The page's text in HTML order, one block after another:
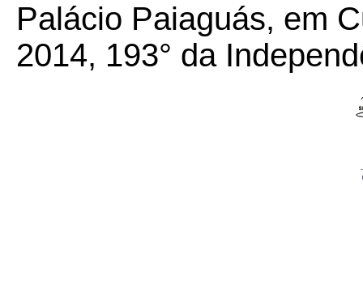
Palácio Paiaguás, em
2014, 193° da